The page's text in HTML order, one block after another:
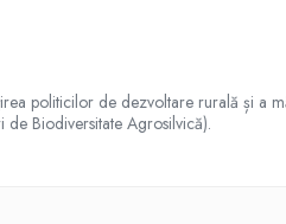
politicilor de dezvoltare rurală și a
Biodiversitate Agrosilvică).